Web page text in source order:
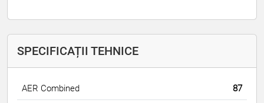
SPECIFICAȚII TEHNICE
AER Combined 87